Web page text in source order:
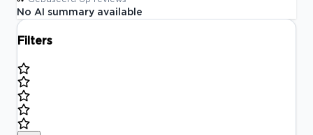
No AI summary available
Filters